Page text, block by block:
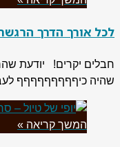
לכל אורך הדרך
חבלים יקרים! יודעת
שהיה כיףףףףףףףףף
המשך קריאה »